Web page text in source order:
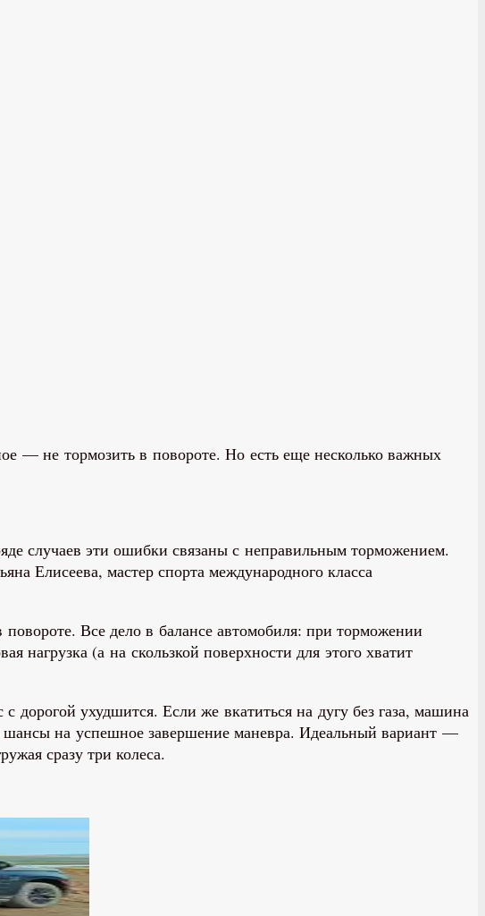
— не тормозить в повороте. Но есть еще несколько важных
случаев эти ошибки связаны с неправильным торможением.
Елисеева, мастер спорта международного класса
Все дело в балансе автомобиля: при торможении
нагрузка (а на скользкой поверхности для этого хватит
дорогой ухудшится. Если же вкатиться на дугу без газа, машина
на успешное завершение маневра. Идеальный вариант —
сразу три колеса.